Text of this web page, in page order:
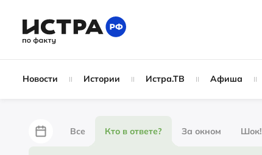
Новости Истории Истра.ТВ Афиша
Все Кто в ответе? За окном Шок!